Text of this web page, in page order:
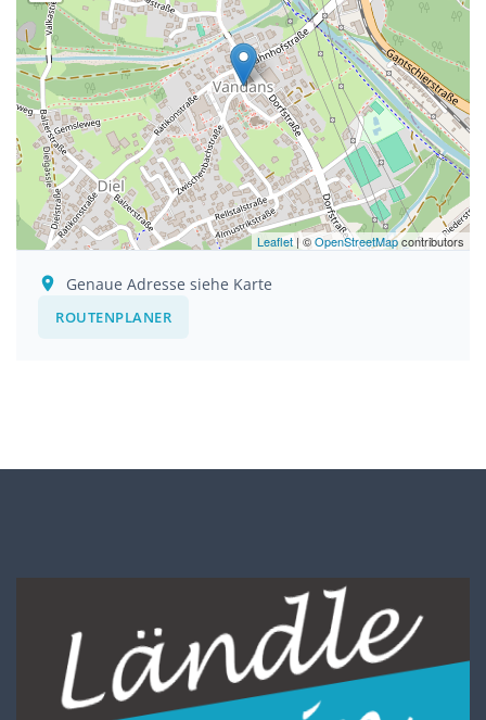
Leaflet | ©OpenStreetMapcontributors
Genaue Adresse siehe Karte
ROUTENPLANER